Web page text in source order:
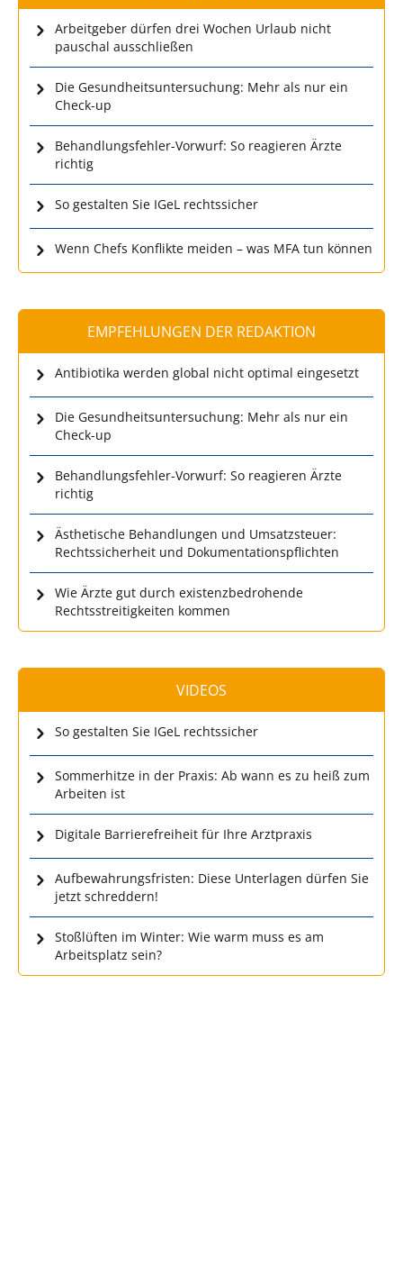
Arbeitgeber dürfen drei Wochen Urlaub nicht
pauschal ausschließen
Die Gesundheitsuntersuchung: Mehr als nur ein
Check-up
Behandlungsfehler-Vorwurf: So reagieren Ärzte
richtig
So gestalten Sie IGeL rechtssicher
Wenn Chefs Konflikte meiden – was MFA tun können
EMPFEHLUNGEN DER REDAKTION
Antibiotika werden global nicht optimal eingesetzt
Die Gesundheitsuntersuchung: Mehr als nur ein
Check-up
Behandlungsfehler-Vorwurf: So reagieren Ärzte
richtig
Ästhetische Behandlungen und Umsatzsteuer:
Rechtssicherheit und Dokumentationspflichten
Wie Ärzte gut durch existenzbedrohende
Rechtsstreitigkeiten kommen
VIDEOS
So gestalten Sie IGeL rechtssicher
Sommerhitze in der Praxis: Ab wann es zu heiß zum
Arbeiten ist
Digitale Barrierefreiheit für Ihre Arztpraxis
Aufbewahrungsfristen: Diese Unterlagen dürfen Sie
jetzt schreddern!
Stoßlüften im Winter: Wie warm muss es am
Arbeitsplatz sein?